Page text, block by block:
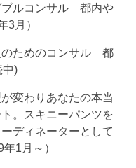
ブルコンサル 都内や
3月）
のためのコンサル 都
中)
変わりあなたの本当
。スキニーパンツを
ディネーターとして
1月～）